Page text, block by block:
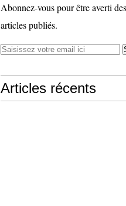
Abonnez-vous pour être averti
articles publiés.
Articles récents